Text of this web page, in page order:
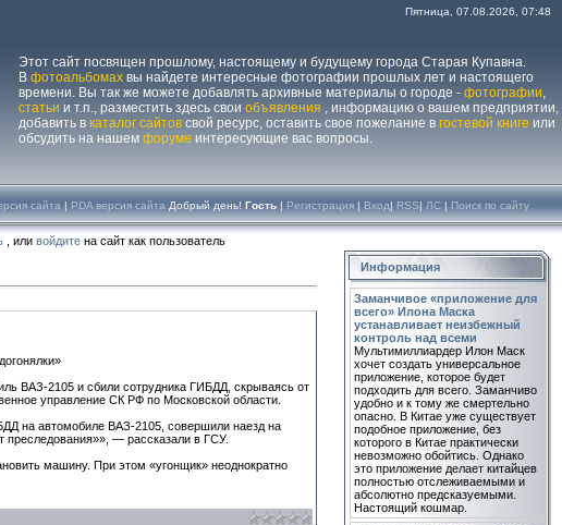
Этот сайт посвящен прошлому, настоящему и будущему города Старая Купавна.
В фотоальбомах вы найдете интересные фотографии прошлых лет и настоящего
времени. Вы так же можете добавлять архивные материалы о городе - фотографии,
статьи и т.п., разместить здесь свои объявления , информацию о вашем предприятии,
добавить в каталог сайтов свой ресурс, оставить свое пожелание в гостевой книге или
обсудить на нашем форуме интересующие вас вопросы.
Пятница, 07.08.2026, 07:48
сайта | PDA версия сайта Добрый день! Гость | Регистрация | Вход| RSS| ЛС | Поиск по сайту
, или войдите на сайт как пользователь
ВАЗ-2105 и сбили сотрудника ГИБДД, скрываясь от
управление СК РФ по Московской области.
на автомобиле ВАЗ-2105, совершили наезд на
преследования»», — рассказали в ГСУ.
машину. При этом «угонщик» неоднократно
Информация
Заманчивое «приложение для
всего» Илона Маска
устанавливает неизбежный
контроль над всеми
Мультимиллиардер Илон Маск
хочет создать универсальное
приложение, которое будет
подходить для всего. Заманчиво
удобно и к тому же смертельно
опасно. В Китае уже существует
подобное приложение, без
которого в Китае практически
невозможно обойтись. Однако
это приложение делает китайцев
полностью отслеживаемыми и
абсолютно предсказуемыми.
Настоящий кошмар.